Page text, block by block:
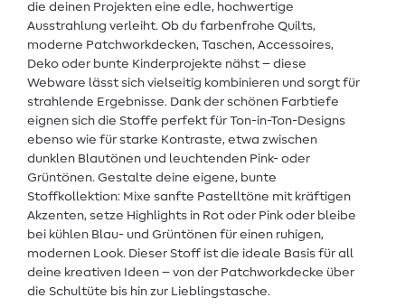
die deinen Projekten eine edle, hochwertige
Ausstrahlung verleiht. Ob du farbenfrohe Quilts,
moderne Patchworkdecken, Taschen, Accessoires,
Deko oder bunte Kinderprojekte nähst – diese
Webware lässt sich vielseitig kombinieren und sorgt für
strahlende Ergebnisse. Dank der schönen Farbtiefe
eignen sich die Stoffe perfekt für Ton-in-Ton-Designs
ebenso wie für starke Kontraste, etwa zwischen
dunklen Blautönen und leuchtenden Pink- oder
Grüntönen. Gestalte deine eigene, bunte
Stoffkollektion: Mixe sanfte Pastelltöne mit kräftigen
Akzenten, setze Highlights in Rot oder Pink oder bleibe
bei kühlen Blau- und Grüntönen für einen ruhigen,
modernen Look. Dieser Stoff ist die ideale Basis für all
deine kreativen Ideen – von der Patchworkdecke über
die Schultüte bis hin zur Lieblingstasche.